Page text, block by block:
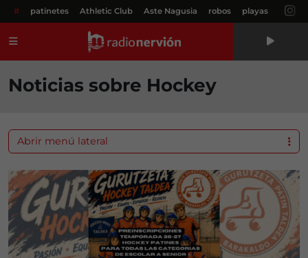
# patinetes Athletic Club Aste Nagusia robos playas
Noticias sobre Hockey
Abrir menú lateral